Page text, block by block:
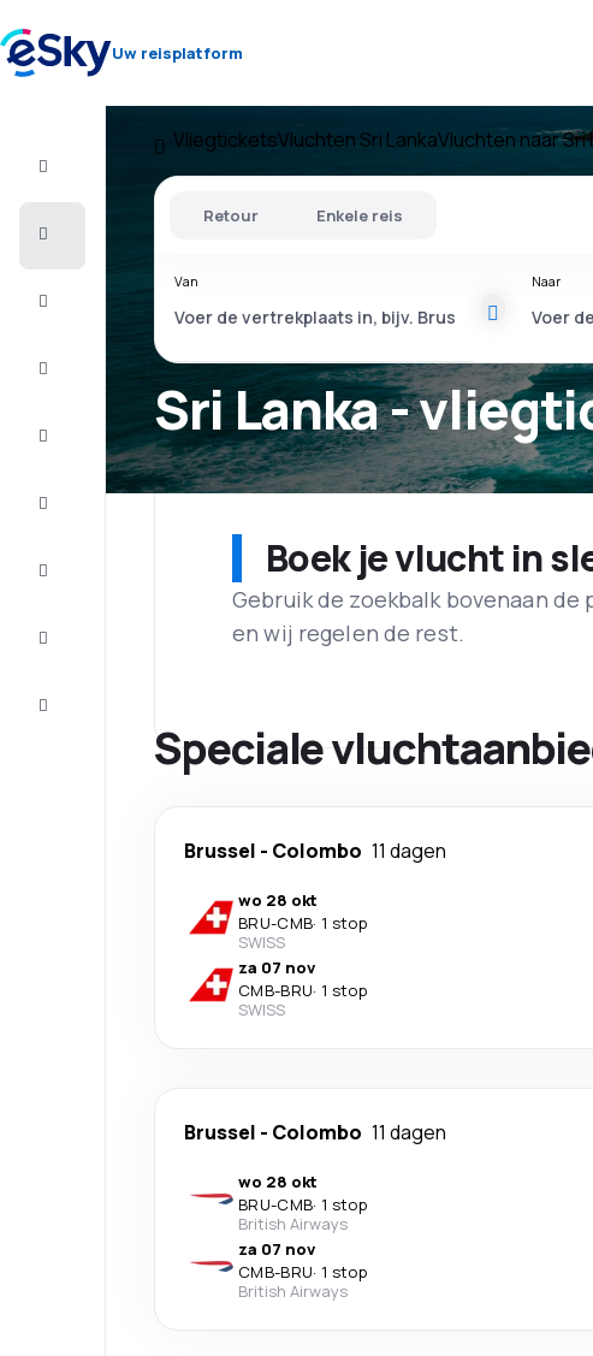
Uw reisplatform
VliegticketsVluchten Sri LankaVluchten naar Sri
Sri Lanka -
Retour Enkele reis
Van Naar
Boek je vlucht in
Gebruik de zoekbalk bovenaan de
en wij regelen de rest.
Speciale
Brussel - Colombo 11 dagen
wo 28 okt
BRU-CMB· 1 stop
SWISS
za 07 nov
CMB-BRU· 1 stop
SWISS
Brussel - Colombo 11 dagen
wo 28 okt
BRU-CMB· 1 stop
British Airways
za 07 nov
CMB-BRU· 1 stop
British Airways